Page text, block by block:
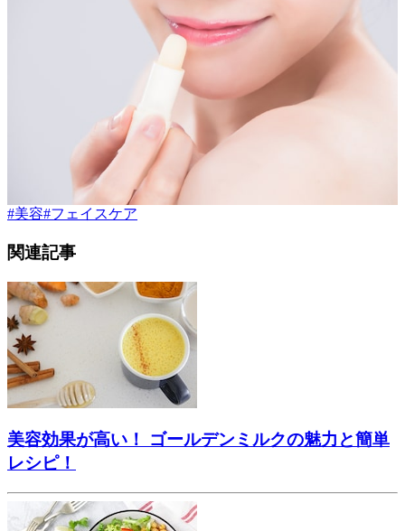
#美容#フェイスケア
関連記事
美容効果が高い！ ゴールデンミルクの魅力と簡単
レシピ！